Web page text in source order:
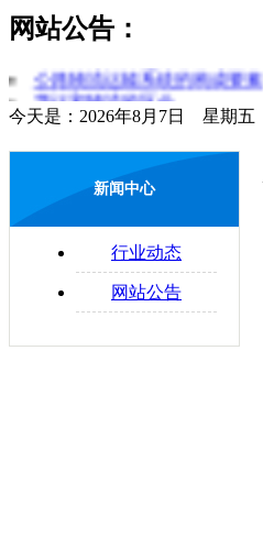
网站公告：
货物领取时应注意哪些问题
公路物流运输系统的构成要素
货运和物流的区分
物流管理制度是什么
易碎物品运输注意要点
物流与配送的区别
配送合理化
企业物流运输的法律问题
今天是：2026年8月7日 星期五
新闻中心
行业动态
网站公告